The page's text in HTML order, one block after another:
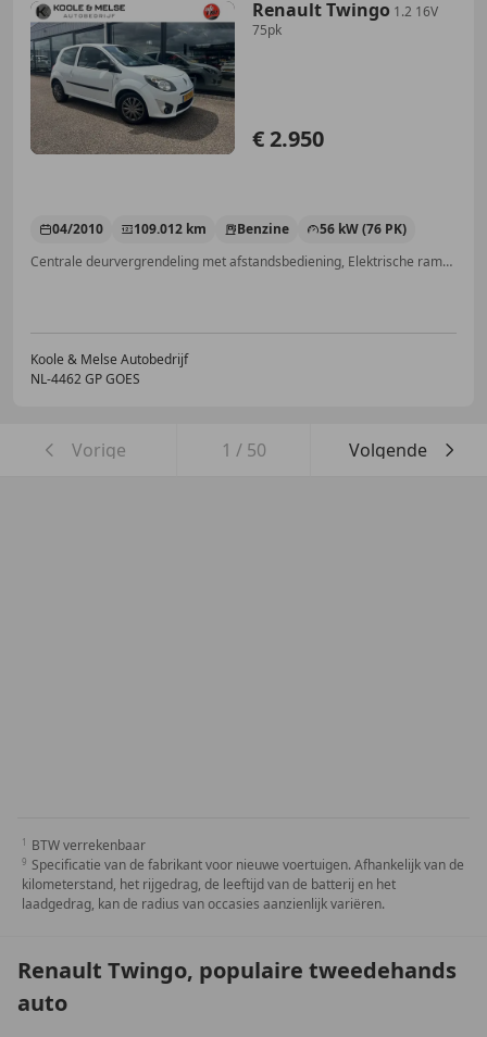
Renault Twingo 1.2 16V
75pk
€ 2.950
04/2010 109.012 km Benzine
56 kW (76 PK)
Centrale deurvergrendeling met afstandsbediening, Elektrische ramen, Radio
Koole & Melse Autobedrijf
NL-4462 GP GOES
Vorige 1 / 50 Volgende
BTW verrekenbaar
Specificatie van de fabrikant voor nieuwe voertuigen. Afhankelijk van de
kilometerstand, het rijgedrag, de leeftijd van de batterij en het
laadgedrag, kan de radius van occasies aanzienlijk variëren.
Renault Twingo, populaire tweedehands
auto